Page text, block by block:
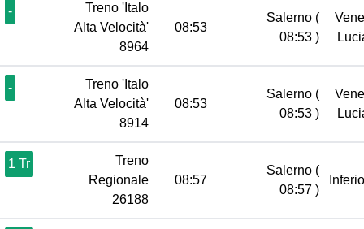
-
Treno 'Italo
Alta Velocità'
8964
08:53
Salerno (
08:53 )
-
Treno 'Italo
Alta Velocità'
8914
08:53
Salerno (
08:53 )
1 Tr
Treno
Regionale
26188
08:57
Salerno (
08:57 )